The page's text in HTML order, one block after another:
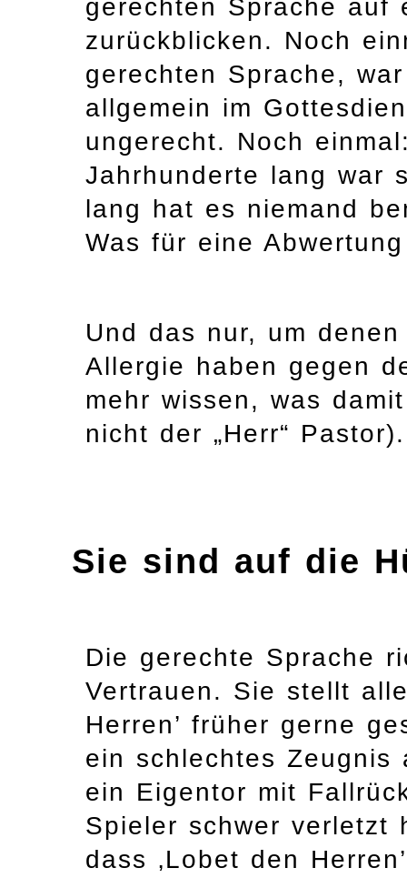
gerechten Sprache auf
zurückblicken. Noch
gerechten Sprache,
allgemein im
ungerecht. Noch
Jahrhunderte lang war
lang hat es niemand
Was für eine
Und das nur, um
Allergie haben gegen
mehr wissen, was
nicht der „Herr“ Pastor).
Sie sind auf die
Die gerechte Sprache
Vertrauen. Sie stellt
Herren’ früher gerne
ein schlechtes
ein Eigentor mit
Spieler schwer verletzt
dass ‚Lobet den